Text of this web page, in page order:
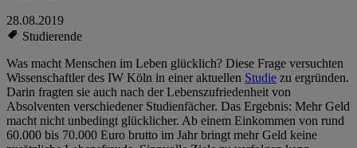
28.08.2019
Studierende
Was macht Menschen im Leben glücklich? Diese Frage versuchten
Wissenschaftler des IW Köln in einer aktuellen Studie zu ergründen.
Darin fragten sie auch nach der Lebenszufriedenheit von
Absolventen verschiedener Studienfächer. Das Ergebnis: Mehr Geld
macht nicht unbedingt glücklicher. Ab einem Einkommen von rund
60.000 bis 70.000 Euro brutto im Jahr bringt mehr Geld keine